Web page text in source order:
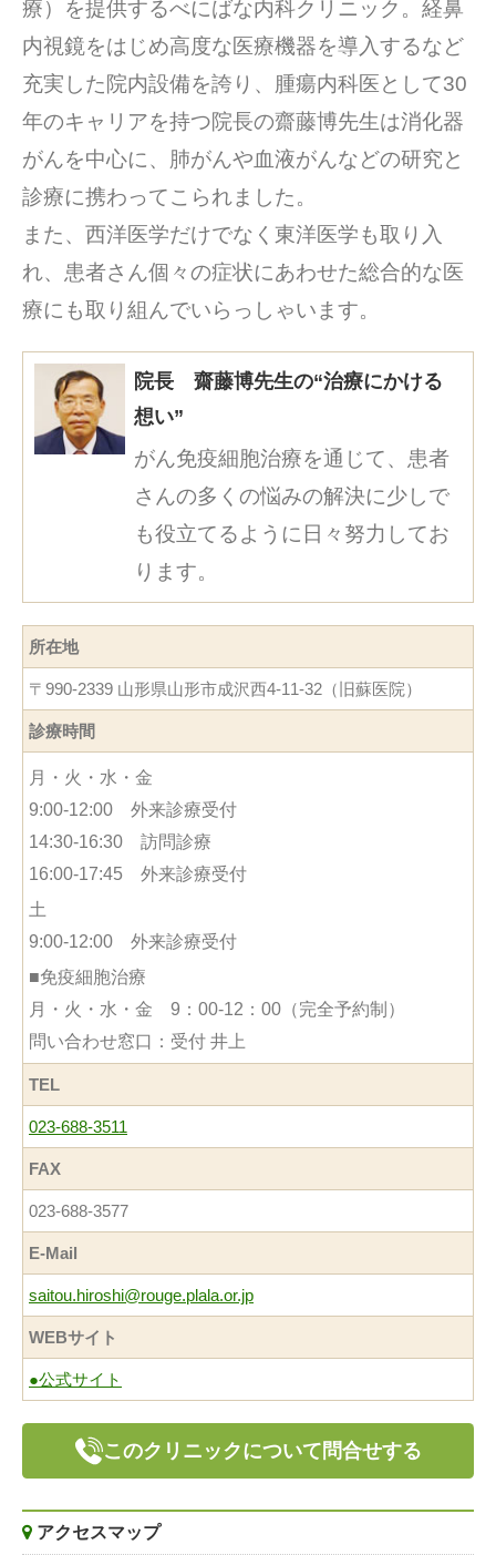
療）を提供するべにばな内科クリニック。経鼻
内視鏡をはじめ高度な医療機器を導入するなど
充実した院内設備を誇り、腫瘍内科医として30
年のキャリアを持つ院長の齋藤博先生は消化器
がんを中心に、肺がんや血液がんなどの研究と
診療に携わってこられました。
また、西洋医学だけでなく東洋医学も取り入
れ、患者さん個々の症状にあわせた総合的な医
療にも取り組んでいらっしゃいます。
院長 齋藤博先生の“治療にかける
想い”
がん免疫細胞治療を通じて、患者
さんの多くの悩みの解決に少しで
も役立てるように日々努力してお
ります。
所在地
〒990-2339 山形県山形市成沢西4-11-32（旧蘇医院）
診療時間
月・火・水・金
9:00-12:00 外来診療受付
14:30-16:30 訪問診療
16:00-17:45 外来診療受付
土
9:00-12:00 外来診療受付
■免疫細胞治療
月・火・水・金 9：00-12：00（完全予約制）
問い合わせ窓口：受付 井上
TEL
023-688-3511
FAX
023-688-3577
E-Mail
saitou.hiroshi@rouge.plala.or.jp
WEBサイト
●公式サイト
このクリニックについて問合せする
アクセスマップ